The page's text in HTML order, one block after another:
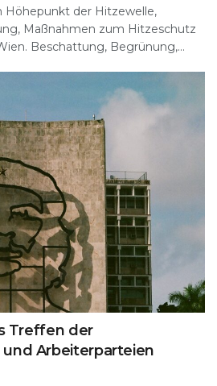
Höhepunkt der Hitzewelle,
Maßnahmen zum Hitzeschutz
Beschattung, Begrünung,...
Treffen der
Arbeiterparteien